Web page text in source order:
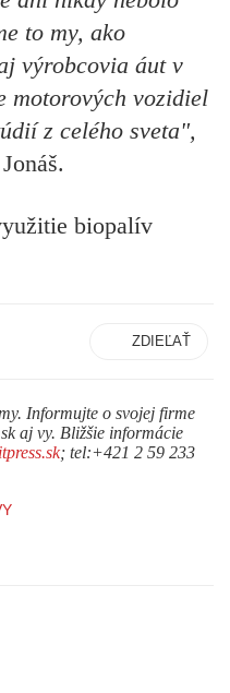
to my, ako
výrobcovia áut v
motorových vozidiel
z celého sveta",
biopalív
ZDIEĽAŤ
Informujte o svojej firme
aj vy. Bližšie informácie
; tel:+421 2 59 233